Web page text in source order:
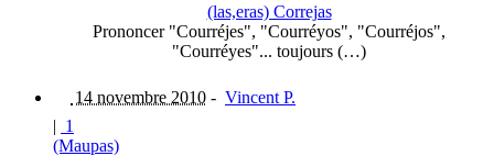
(las,eras) Correjas
Prononcer "Courréjes", "Courréyos", "Courréjos",
"Courréyes"... toujours (…)
14 novembre 2010 - Vincent P.
| 1
(Maupas)